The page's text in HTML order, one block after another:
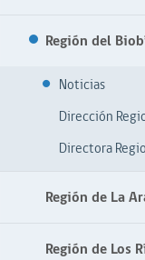
Región del
Noticias
Dirección
Directora
Región de La
Región de Los